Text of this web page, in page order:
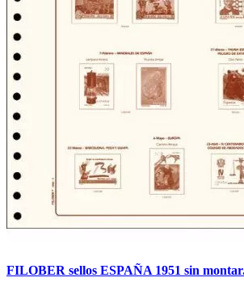
FILOBER sellos ESPAÑA 1951 sin